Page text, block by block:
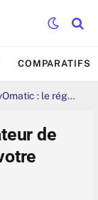
COMPARATIFS
de niveau d’eau ultime pour votre piscine ?
de